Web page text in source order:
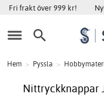
Fri frakt över 999 kr!
Hem > Pyssla >
Nittryckknappar